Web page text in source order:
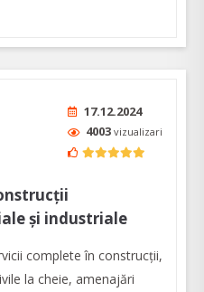
17.12.2024
4003 vizualizari
și industriale
complete în construcții,
la cheie, amenajări